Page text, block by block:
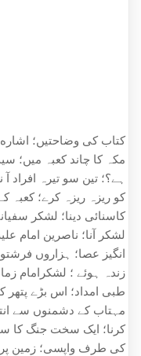
کتاب کی وضاحتیں؛
مکہ کا چاند کعبہ میں؛
ہے؟؛ تین سو تیرہ افراد آ
کو ریزہ ریزہ کرے؛ کعبہ
کاسنائی دینا؛ لشکر
لشکر آنا؛ ناصرین امام
انگیز عصا؛ ہزاروں
زندہ ہوئے ؛ لشکرامام
طبی امداد؛ اس بڑے پتھر
مہتاب کے دشمنوں سے
کرنا؛ ایک سخت جنگ کا
کی طرف واپسی؛ زمین